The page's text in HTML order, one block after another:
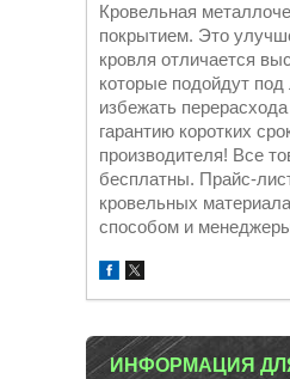
Кровельная
покрытием. Это
кровля отличается
которые подойдут
избежать
гарантию коротких
производителя! Все
бесплатны. Прайс-
кровельных
способом и
ИНФОРМАЦИЯ